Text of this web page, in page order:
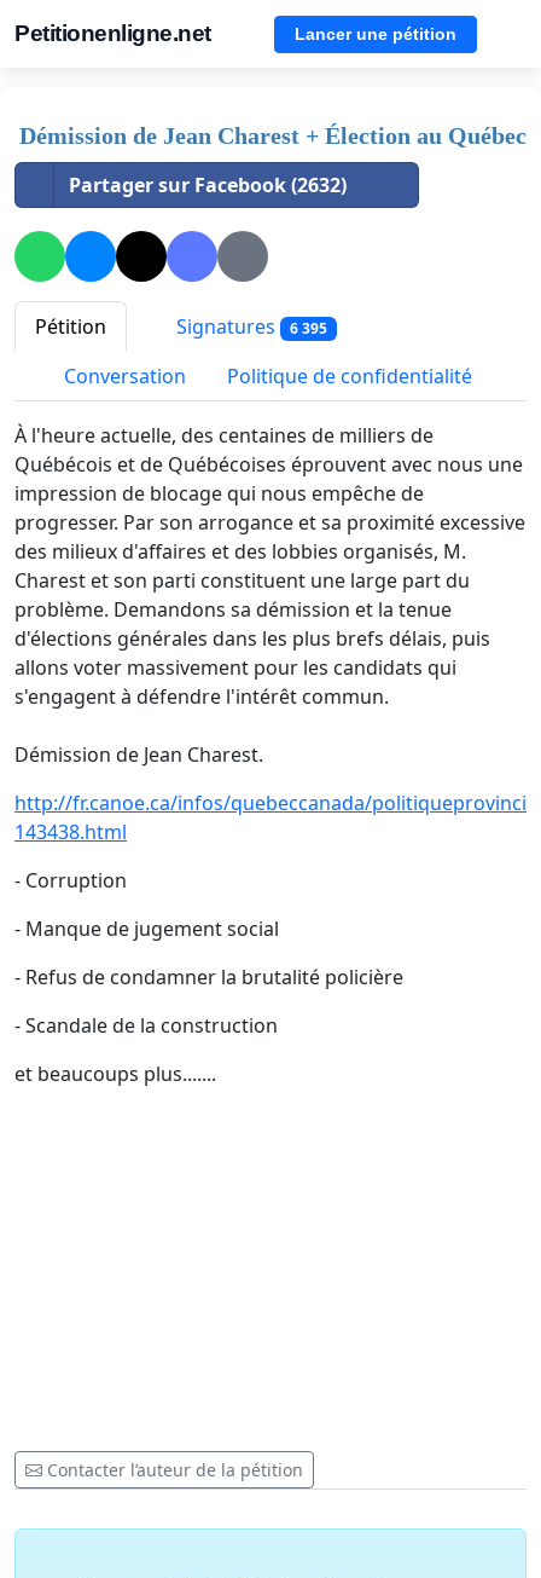
Petitionenligne.net Lancer une pétition
Démission de Jean Charest + Élection au Québec
Partager sur Facebook (2632)
Pétition Signatures 6 395
Conversation Politique de confidentialité
À l'heure actuelle, des centaines de milliers de
Québécois et de Québécoises éprouvent avec nous une
impression de blocage qui nous empêche de
progresser. Par son arrogance et sa proximité excessive
des milieux d'affaires et des lobbies organisés, M.
Charest et son parti constituent une large part du
problème. Demandons sa démission et la tenue
d'élections générales dans les plus brefs délais, puis
allons voter massivement pour les candidats qui
s'engagent à défendre l'intérêt commun.
Démission de Jean Charest.
http://fr.canoe.ca/infos/quebeccanada/
143438.html
- Corruption
- Manque de jugement social
- Refus de condamner la brutalité policière
- Scandale de la construction
et beaucoups plus.......
Contacter l’auteur de la pétition